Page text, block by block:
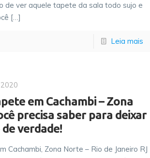
de ver aquele tapete da sala todo sujo e
[…]
Leia mais
em Cachambi – Zona
precisa saber para deixar
verdade!
Cachambi, Zona Norte – Rio de Janeiro RJ